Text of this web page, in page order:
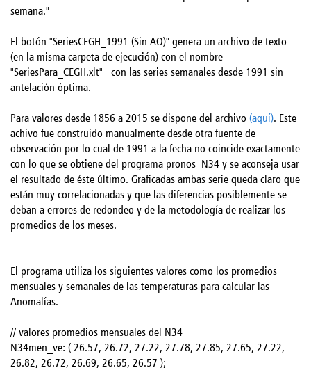
semana."
El botón "SeriesCEGH_1991 (Sin AO)" genera un archivo de texto
(en la misma carpeta de ejecución) con el nombre
"SeriesPara_CEGH.xlt" con las series semanales desde 1991 sin
antelación óptima.
Para valores desde 1856 a 2015 se dispone del archivo (aquí). Este
achivo fue construido manualmente desde otra fuente de
observación por lo cual de 1991 a la fecha no coincide exactamente
con lo que se obtiene del programa pronos_N34 y se aconseja usar
el resultado de éste último. Graficadas ambas serie queda claro que
están muy correlacionadas y que las diferencias posiblemente se
deban a errores de redondeo y de la metodología de realizar los
promedios de los meses.
El programa utiliza los siguientes valores como los promedios
mensuales y semanales de las temperaturas para calcular las
Anomalías.
// valores promedios mensuales del N34
N34men_ve: ( 26.57, 26.72, 27.22, 27.78, 27.85, 27.65, 27.22,
26.82, 26.72, 26.69, 26.65, 26.57 );